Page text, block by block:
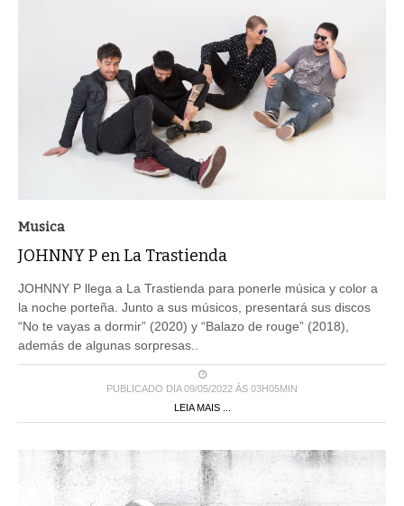
Musica
JOHNNY P en La Trastienda
JOHNNY P llega a La Trastienda para ponerle música y color a
la noche porteña. Junto a sus músicos, presentará sus discos
“No te vayas a dormir” (2020) y “Balazo de rouge” (2018),
además de algunas sorpresas..
PUBLICADO DIA 09/05/2022 ÀS 03H05MIN
LEIA MAIS ...